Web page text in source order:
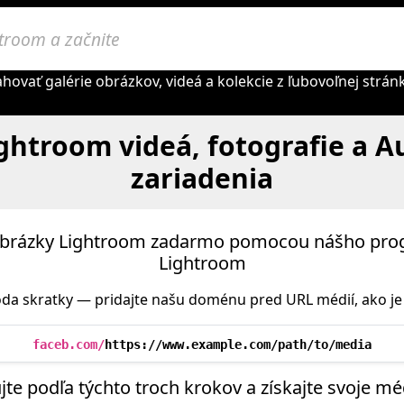
galérie obrázkov, videá a kolekcie z ľubovoľnej
videá, fotografie a
zariadenia
Lightroom zadarmo pomocou nášho
Lightroom
skratky — pridajte našu doménu pred URL médií, ako
faceb.com/https://www.example.com/path/to/media
podľa týchto troch krokov a získajte svoje